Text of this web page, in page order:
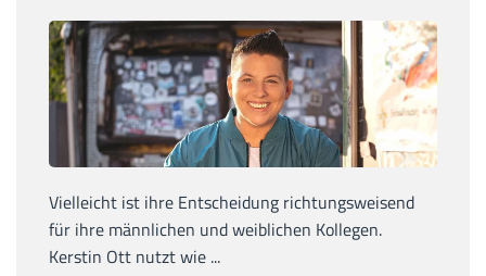
Vielleicht ist ihre Entscheidung richtungsweisend
für ihre männlichen und weiblichen Kollegen.
Kerstin Ott nutzt wie ...